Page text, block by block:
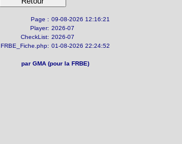
Page : 09-08-2026 12:16:21
Player: 2026-07
CheckList: 2026-07
FRBE_Fiche.php: 01-08-2026 22:24:52
par GMA (pour la FRBE)